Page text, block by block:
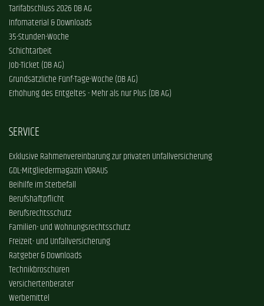
Tarifabschluss 2026 DB AG
Infomaterial & Downloads
35-Stunden-Woche
Schichtarbeit
Job-Ticket (DB AG)
Grundsätzliche Fünf-Tage-Woche (DB AG)
Erhöhung des Entgeltes - Mehr als nur Plus (DB AG)
SERVICE
Exklusive Rahmenvereinbarung zur privaten Unfallversicherung
GDL-Mitgliedermagazin VORAUS
Beihilfe im Sterbefall
Berufshaftpflicht
Berufsrechtsschutz
Familien- und Wohnungsrechtsschutz
Freizeit- und Unfallversicherung
Ratgeber & Downloads
Technikbroschüren
Versichertenberater
Werbemittel